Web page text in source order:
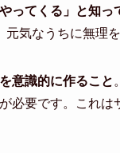
ってくる」と知っ
気なうちに無理
意識的に作ること
必要です。これ